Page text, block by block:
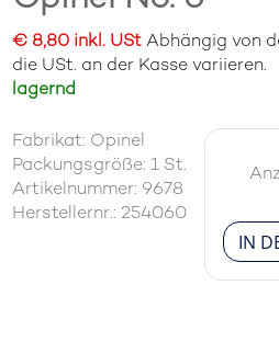
€ 8,80 inkl. UStAbhängig von
die USt. an der Kasse variieren.
lagernd
Fabrikat: Opinel
Packungsgröße: 1 St.
Artikelnummer: 9678
Herstellernr.: 254060